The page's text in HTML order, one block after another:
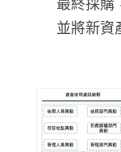
並將新資